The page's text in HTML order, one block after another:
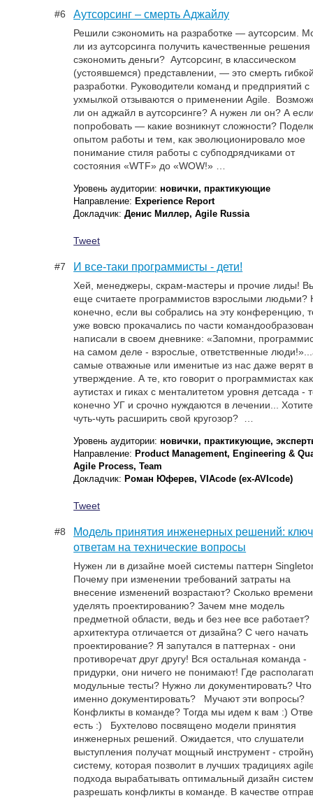
#6 Аутсорсинг – смерть Аджайлу
Решили сэкономить на разработке — аутсорсим.
ли из аутсорсинга получить качественные решения
сэкономить деньги? Аутсорсинг, в классическом
(устоявшемся) представлении, — это смерть
разработки. Руководители команд и предприятий с
ухмылкой отзываются о применении Agile.
ли он аджайл в аутсорсинге? А нужен ли он? А
попробовать — какие возникнут сложности?
опытом работы и тем, как эволюционировало мое
понимание стиля работы с субподрядчиками от
состояния «WTF» до «WOW!» …
Уровень аудитории:новички, практикующие
Направление: Experience Report
Докладчик:Денис Миллер, Agile Russia
Tweet
#7 И все-таки программисты - дети!
Хей, менеджеры, скрам-мастеры и прочие лиды!
еще считаете программистов взрослыми людьми?
конечно, если вы собрались на эту конференцию,
уже вовсю прокачались по части
написали в своем дневнике: «Запомни,
на самом деле - взрослые, ответственные
самые отважные или именитые из нас даже верят
утверждение. А те, кто говорит о программистах
аутистах и гиках с менталитетом уровня детсада -
конечно УГ и срочно нуждаются в лечении... Хотите
чуть-чуть расширить свой кругозор? …
Уровень аудитории:новички, практикующие,
Направление: Product Management, Engineering &
Agile Process, Team
Докладчик: Роман Юферев, VIAcode (ex-AVIcode)
Tweet
#8
Модель принятия инженерных решений:
ответам на технические вопросы
Нужен ли в дизайне моей системы паттерн
Почему при изменении требований затраты на
внесение изменений возрастают? Сколько времени
уделять проектированию? Зачем мне модель
предметной области, ведь и без нее все
архитектура отличается от дизайна? С чего начать
проектирование? Я запутался в паттернах - они
противоречат друг другу! Вся остальная команда -
придурки, они ничего не понимают! Где
модульные тесты? Нужно ли документировать? Что
именно документировать? Мучают эти вопросы?
Конфликты в команде? Тогда мы идем к вам :)
есть :) Бухтелово посвящено модели принятия
инженерных решений. Ожидается, что слушатели
выступления получат мощный инструмент -
систему, которая позволит в лучших традициях
подхода вырабатывать оптимальный дизайн
разрешать конфликты в команде. В качестве